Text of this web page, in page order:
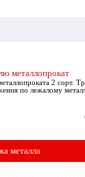
металлопрокат
2 сорт.
по лежалому
металла